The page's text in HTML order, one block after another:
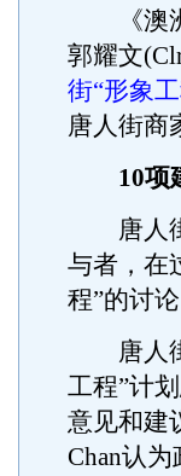
《澳洲
郭耀文
街“形象
唐人街商
10项
唐人街
与者，在
程”的讨论
唐人街
工程”计
意见和建
Chan认